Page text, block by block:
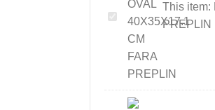
LAVOAR
CHIRA
OVAL
40X35X17.1
FARA
This item:
PREPLIN